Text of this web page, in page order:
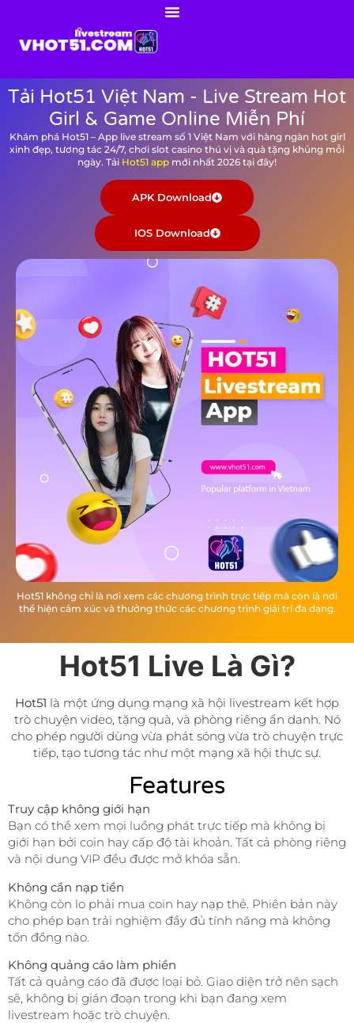
Tải Hot51 Việt Nam - Live Stream Hot
Girl & Game Online Miễn Phí
Khám phá Hot51 – App live stream số 1 Việt Nam với hàng ngàn hot girl
xinh đẹp, tương tác 24/7, chơi slot casino thú vị và quà tặng khủng mỗi
ngày. Tải Hot51 app mới nhất 2026 tại đây!
APK Download
IOS Download
Hot51 không chỉ là nơi xem các chương trình trực tiếp mà còn là nơi
thể hiện cảm xúc và thưởng thức các chương trình giải trí đa dạng.
Hot51 Live Là Gì?
Hot51 là một ứng dụng mạng xã hội livestream kết hợp
trò chuyện video, tặng quà, và phòng riêng ẩn danh. Nó
cho phép người dùng vừa phát sóng vừa trò chuyện trực
tiếp, tạo tương tác như một mạng xã hội thực sự.
Features
Truy cập không giới hạn
Bạn có thể xem mọi luồng phát trực tiếp mà không bị
giới hạn bởi coin hay cấp độ tài khoản. Tất cả phòng riêng
và nội dung VIP đều được mở khóa sẵn.
Không cần nạp tiền
Không còn lo phải mua coin hay nạp thẻ. Phiên bản này
cho phép bạn trải nghiệm đầy đủ tính năng mà không
tốn đồng nào.
Không quảng cáo làm phiền
Tất cả quảng cáo đã được loại bỏ. Giao diện trở nên sạch
sẽ, không bị gián đoạn trong khi bạn đang xem
livestream hoặc trò chuyện.